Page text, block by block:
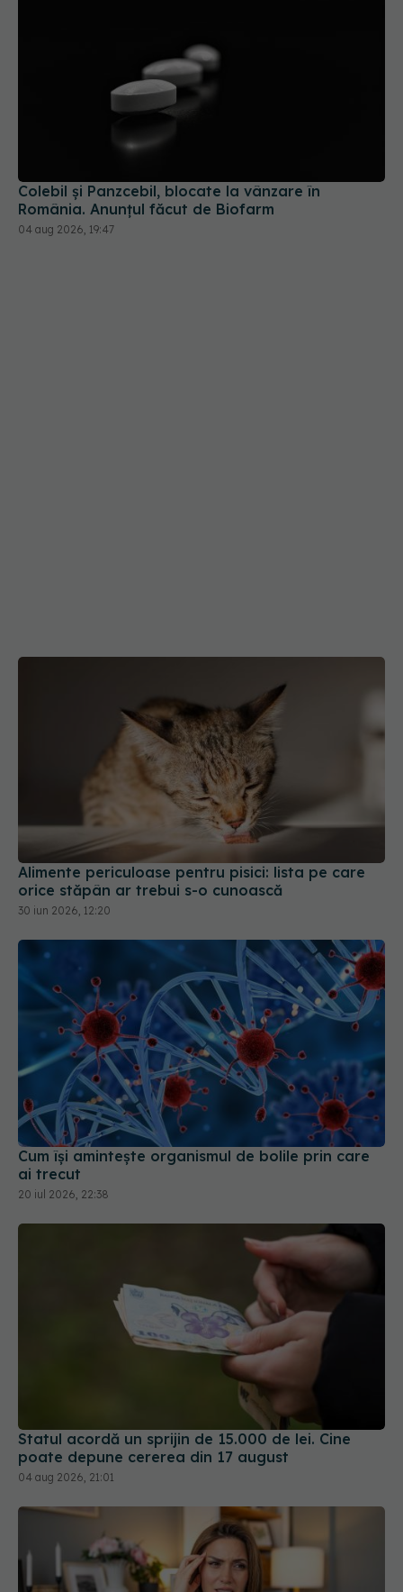
Colebil și Panzcebil, blocate la vânzare în
România. Anunțul făcut de Biofarm
04 aug 2026, 19:47
Alimente periculoase pentru pisici: lista pe care
orice stăpân ar trebui s-o cunoască
30 iun 2026, 12:20
Cum își amintește organismul de bolile prin care
ai trecut
20 iul 2026, 22:38
Statul acordă un sprijin de 15.000 de lei. Cine
poate depune cererea din 17 august
04 aug 2026, 21:01